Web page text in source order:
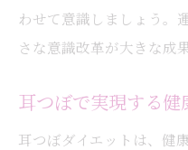
わせて意識しましょう。
さな意識改革が大きな成
耳つぼで実現する
耳つぼダイエットは、健